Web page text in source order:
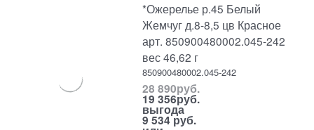
*Ожерелье р.45 Белый
Жемчуг д.8-8,5 цв Красное
арт. 850900480002.045-242
вес 46,62 г
850900480002.045-242
28 890руб.
19 356руб.
выгода
9 534 руб.